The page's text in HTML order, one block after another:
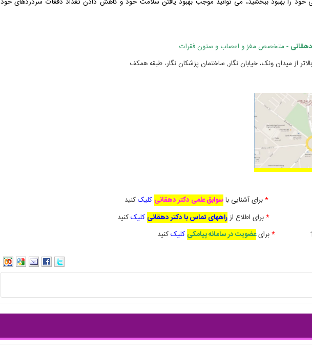
- متخصص مغز و اعصاب و ستون فقرات
از میدان ونک، خیابان نگار, ساختمان پزشکان نگار، طبقه همکف
*برای آشنایی با سوابق علمی دکتر دهقانی کلیککنید
*برای اطلاع ازراههای تماس با دکتر دهقانی کلیککنید
*برایعضویت در سامانه پیامکی کلیککنید